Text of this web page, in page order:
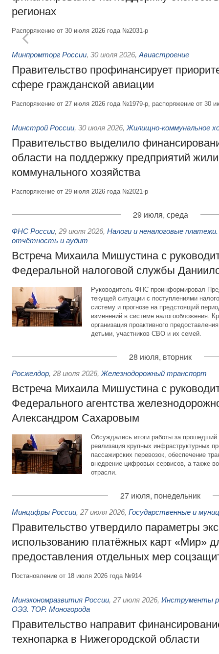
регионах
Распоряжение от 30 июля 2026 года №2031-р
Минпромторг России, 30 июля 2026, Авиастроение
Правительство профинансирует
сфере гражданской авиации
Распоряжение от 27 июля 2026 года №1979-р, распоряжение от 30
Минстрой России, 30 июля 2026, Жилищно-коммунальное
Правительство выделило
области на поддержку предприятий
коммунального хозяйства
Распоряжение от 29 июля 2026 года №2021-р
29 июля, среда
ФНС России, 29 июля 2026, Налоги и неналоговые
отчётность и аудит
Встреча Михаила Мишустина с
Федеральной налоговой службы
Руководитель ФНС проинформировал
текущей ситуации с поступлениями
систему и прогнозе на предстоящий
изменений в системе налогообложения.
организация проактивного
детьми, участников СВО и их семей.
28 июля, вторник
Росжелдор, 28 июля 2026, Железнодорожный транспорт
Встреча Михаила Мишустина с
Федерального агентства
Александром Сахаровым
Обсуждались итоги работы за
реализация крупных инфраструктурных
пассажирских перевозок, обеспечение
внедрение цифровых сервисов, а также
отрасли.
27 июля, понедельник
Минцифры России, 27 июля 2026, Государственные и
Правительство утвердило параметры
использованию платёжных карт «Мир»
предоставления отдельных мер
Постановление от 18 июля 2026 года №914
Минэкономразвития России, 27 июля 2026, Инструменты
ОЭЗ. ТОР. Моногорода
Правительство направит
технопарка в Нижегородской области